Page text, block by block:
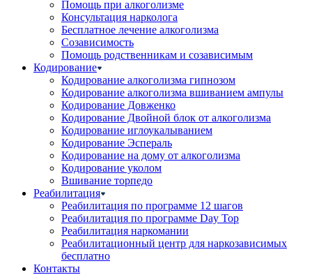
Помощь при алкоголизме
Консультация нарколога
Бесплатное лечение алкоголизма
Созависимость
Помощь родственникам и созависимым
Кодирование
Кодирование алкоголизма гипнозом
Кодирование алкоголизма вшиванием ампулы
Кодирование Довженко
Кодирование Двойной блок от алкоголизма
Кодирование иглоукалыванием
Кодирование Эспераль
Кодирование на дому от алкоголизма
Кодирование уколом
Вшивание торпедо
Реабилитация
Реабилитация по программе 12 шагов
Реабилитация по программе Day Top
Реабилитация наркомании
Реабилитационный центр для наркозависимых
бесплатно
Контакты